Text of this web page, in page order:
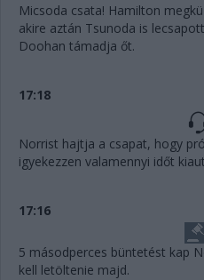
Micsoda csata! Hamilton
akire aztán Tsunoda is
Doohan támadja őt.
17:18
Norrist hajtja a csapat, hogy
igyekezzen valamennyi időt
17:16
5 másodperces büntetést kap
kell letöltenie majd.